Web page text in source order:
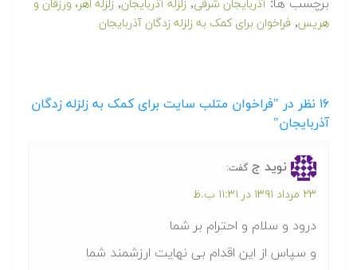
برچسب ها: آذربایجان شرقی, زلزله آذربایجان, زلزله اهر، ورزقان و
هریس, فراخوان برای کمک به زلزله زدگان آذربایجان
۱۶ نظر در "فراخوان متلب سایت برای کمک به زلزله زدگان
آذربایجان"
نوید ج گفت:
۲۳ مرداد ۱۳۹۱ در ۱۱:۳۱ ب.ظ
درود و سلام و احترام بر شما
و سپاس از این اقدام بی نهایت ارزشمند شما